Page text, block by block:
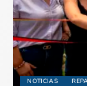
NOTICIAS